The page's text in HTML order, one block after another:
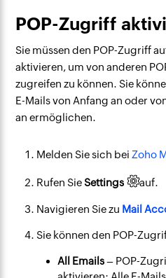
POP-Zugriff
Sie müssen den POP-Zugriff
aktivieren, um von anderen
zugreifen zu können. Sie
E-Mails von Anfang an oder
an ermöglichen.
Melden Sie sich bei Zoho
Rufen SieSettings auf.
Navigieren Sie zu Mail
Sie können den POP-
All Emails– POP-